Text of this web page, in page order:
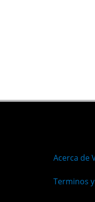
Acerca de
Terminos